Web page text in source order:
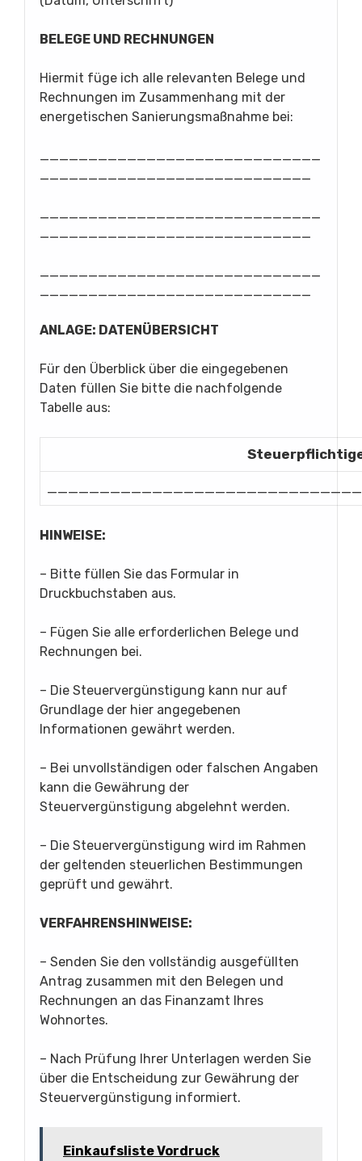
BELEGE UND RECHNUNGEN
Hiermit füge ich alle relevanten Belege und
Rechnungen im Zusammenhang mit der
energetischen Sanierungsmaßnahme bei:
ANLAGE: DATENÜBERSICHT
Für den Überblick über die eingegebenen
Daten füllen Sie bitte die nachfolgende
Tabelle aus:
HINWEISE:
– Bitte füllen Sie das Formular in
Druckbuchstaben aus.
– Fügen Sie alle erforderlichen Belege und
Rechnungen bei.
– Die Steuervergünstigung kann nur auf
Grundlage der hier angegebenen
Informationen gewährt werden.
– Bei unvollständigen oder falschen Angaben
kann die Gewährung der
Steuervergünstigung abgelehnt werden.
– Die Steuervergünstigung wird im Rahmen
der geltenden steuerlichen Bestimmungen
geprüft und gewährt.
VERFAHRENSHINWEISE:
– Senden Sie den vollständig ausgefüllten
Antrag zusammen mit den Belegen und
Rechnungen an das Finanzamt Ihres
Wohnortes.
– Nach Prüfung Ihrer Unterlagen werden Sie
über die Entscheidung zur Gewährung der
Steuervergünstigung informiert.
Einkaufsliste Vordruck